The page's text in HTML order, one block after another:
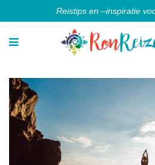
Reistips en –inspiratie